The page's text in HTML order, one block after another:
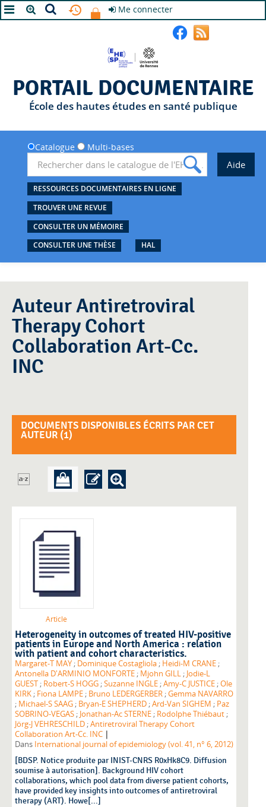
Me connecter
PORTAIL DOCUMENTAIRE
École des hautes études en santé publique
Catalogue Multi-bases
RESSOURCES DOCUMENTAIRES EN LIGNE
TROUVER UNE REVUE
CONSULTER UN MÉMOIRE
CONSULTER UNE THÈSE
HAL
Auteur Antiretroviral
Therapy Cohort
Collaboration Art-Cc.
INC
DOCUMENTS DISPONIBLES ÉCRITS PAR CET
AUTEUR (1)
Article
Heterogeneity in outcomes of treated HIV-positive
patients in Europe and North America : relation
with patient and cohort characteristics.
Margaret-T MAY ; Dominique Costagliola ; Heidi-M CRANE ;
Antonella D'ARMINIO MONFORTE ; Mjohn GILL ; Jodie-L
GUEST ; Robert-S HOGG ;Suzanne INGLE ;Amy-C JUSTICE ;Ole
KIRK ; Fiona LAMPE ; Bruno LEDERGERBER ;Gemma NAVARRO
; Michael-S SAAG ; Bryan-E SHEPHERD ;Ard-Van SIGHEM ; Paz
SOBRINO-VEGAS ; Jonathan-Ac STERNE ; Rodolphe Thiébaut ;
Jörg-J VEHRESCHILD ;Antiretroviral Therapy Cohort
Collaboration Art-Cc. INC |
Dans International journal of epidemiology (vol. 41, n° 6, 2012)
[BDSP. Notice produite par INIST-CNRS R0xHk8C9. Diffusion
soumise à autorisation]. Background HIV cohort
collaborations, which pool data from diverse patient cohorts,
have provided key insights into outcomes of antiretroviral
therapy (ART). Howe[...]